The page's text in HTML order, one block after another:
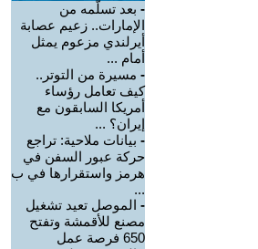
- بعد تسلّمه من
الإمارات.. زعيم عصابة
أيرلندي مزعوم يمثل
أمام ...
- مسيرة من التوتر..
كيف تعامل رؤساء
أمريكا السابقون مع
إيران؟ ...
- بيانات ملاحية: تراجع
حركة عبور السفن في
هرمز واستقرارها في ب
...
- الموصل تعيد تشغيل
مصنع للأقمشة وتفتح
650 فرصة عمل